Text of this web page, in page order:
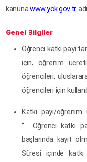
kanunawww.yok.gov.tr
Genel Bilgiler
Öğrenci katkı payı
için, öğrenim
öğrencileri,
öğrencileri için
Katkı payı/
“… Öğrenci katkı
başlarında kayıt
Süresi içinde